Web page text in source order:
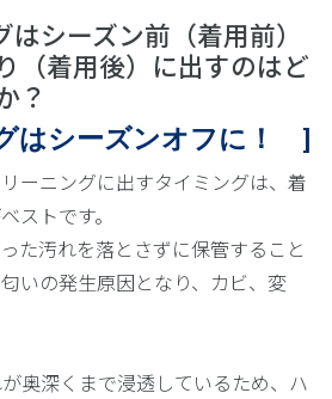
シーズン前（着用前）
（着用後）に出すのはど
？
はシーズンオフに！ ]
ーニングに出すタイミングは、着
ストです。
た汚れを落とさずに保管すること
いの発生原因となり、カビ、変
奥深くまで浸透しているため、ハ